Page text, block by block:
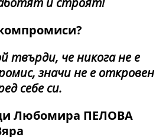
твърди, че никога не е
значи не е откровен
себе си.
Любомира ПЕЛОВА